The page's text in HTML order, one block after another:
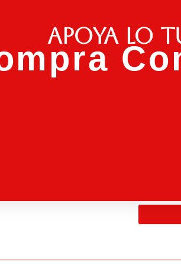
Apoya lo